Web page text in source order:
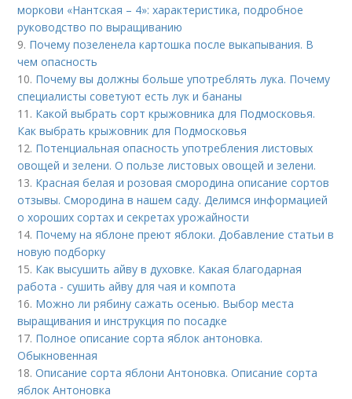
моркови «Нантская – 4»: характеристика, подробное
руководство по выращиванию
9. Почему позеленела картошка после выкапывания. В
чем опасность
10. Почему вы должны больше употреблять лука. Почему
специалисты советуют есть лук и бананы
11. Какой выбрать сорт крыжовника для Подмосковья.
Как выбрать крыжовник для Подмосковья
12. Потенциальная опасность употребления листовых
овощей и зелени. О пользе листовых овощей и зелени.
13. Красная белая и розовая смородина описание сортов
отзывы. Смородина в нашем саду. Делимся информацией
о хороших сортах и секретах урожайности
14. Почему на яблоне преют яблоки. Добавление статьи в
новую подборку
15. Как высушить айву в духовке. Какая благодарная
работа - сушить айву для чая и компота
16. Можно ли рябину сажать осенью. Выбор места
выращивания и инструкция по посадке
17. Полное описание сорта яблок антоновка.
Обыкновенная
18.Описание сорта яблони Антоновка. Описание сорта
яблок Антоновка